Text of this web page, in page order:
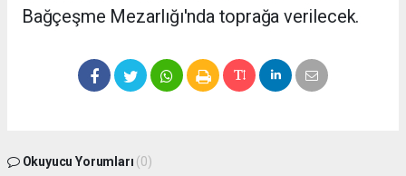
Bağçeşme Mezarlığı'nda toprağa verilecek.
Okuyucu Yorumları (0)